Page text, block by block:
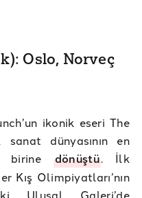
Oslo, Norveç
ikonik eseri The
dünyasının en
birine dönüştü. İlk
Kış Olimpiyatları’nın
Ulusal Galeri’de